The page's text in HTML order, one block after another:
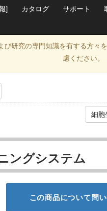
] カタログ サポート
び研究の専門知識を有する方々
慮ください。
細胞
ングシステム
この商品について問